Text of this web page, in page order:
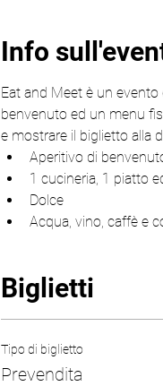
Info
Eat and Meet è un
benvenuto ed un menu
e mostrare il biglietto alla
Aperitivo di
1 cucineria, 1 piatto
Dolce
Acqua, vino, caffè e
Biglietti
Tipo di biglietto
Prevendita